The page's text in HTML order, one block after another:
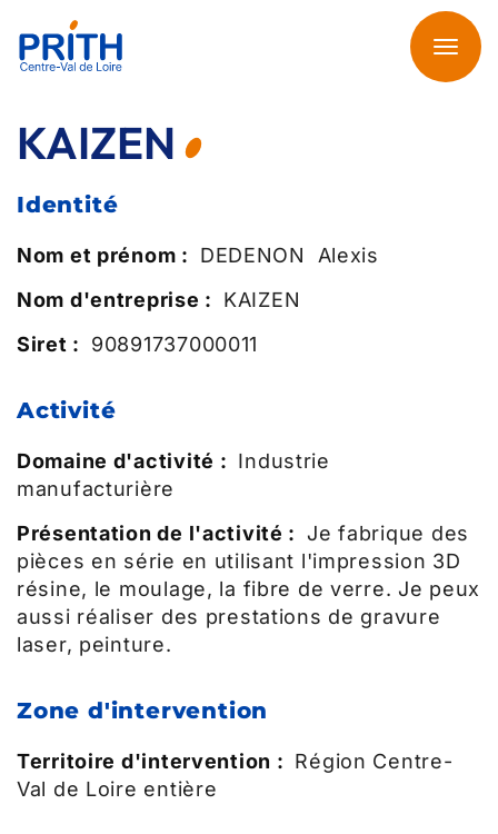
au
contenu
KAIZEN
Identité
Nom et prénom : DEDENON
Alexis
Nom d'entreprise :
KAIZEN
Siret :
90891737000011
Activité
Domaine d'activité : Industrie
manufacturière
Présentation de l'activité :
Je fabrique des
pièces en série en utilisant l'impression 3D
résine, le moulage, la fibre de verre. Je peux
aussi réaliser des prestations de gravure
laser, peinture.
Zone d'intervention
Territoire d'intervention : Région Centre-
Val de Loire entière